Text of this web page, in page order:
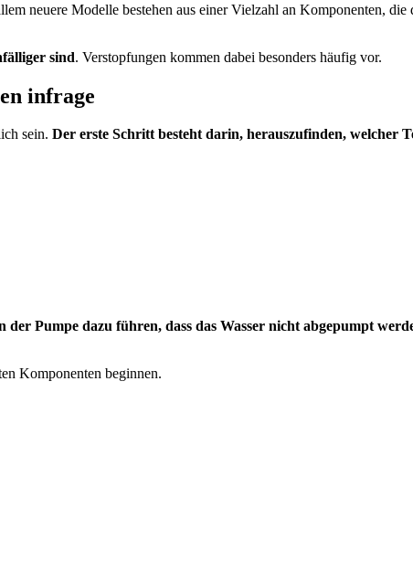
neuere Modelle bestehen aus einer Vielzahl an Komponenten,
sind. Verstopfungen kommen dabei besonders häufig vor.
infrage
sein. Der erste Schritt besteht darin, herauszufinden, welcher
Pumpe dazu führen, dass das Wasser nicht abgepumpt
Komponenten beginnen.